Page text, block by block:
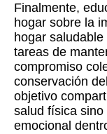
Finalmente,
hogar sobre la
hogar
tareas de
compromiso
conservación
objetivo
salud física
emocional